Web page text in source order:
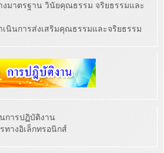
งมาตรฐาน วินัยคุณธรรม จริยธรรมและ
เนินการส่งเสริมคุณธรรมและจริยธรรม
การปฏิบัติงาน
ทางอิเล็กทรอนิกส์